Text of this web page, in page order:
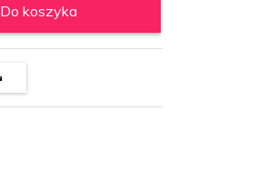
Do koszyka